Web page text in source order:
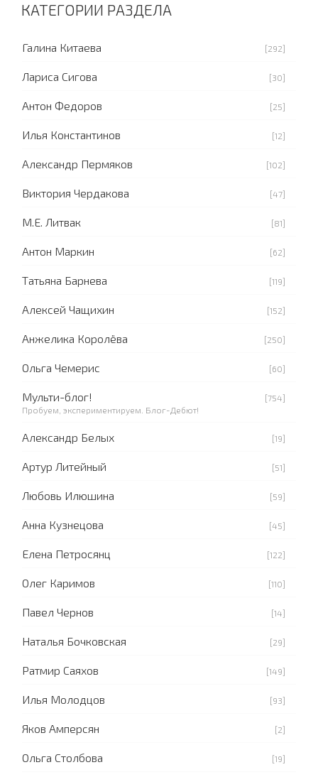
КАТЕГОРИИ РАЗДЕЛА
Галина Китаева [292]
Лариса Сигова [30]
Антон Федоров [25]
Илья Константинов [12]
Александр Пермяков [102]
Виктория Чердакова [47]
М.Е. Литвак [81]
Антон Маркин [62]
Татьяна Барнева [119]
Алексей Чащихин [152]
Анжелика Королёва [250]
Ольга Чемерис [60]
Мульти-блог!
[754]
Пробуем, экспериментируем. Блог-Дебют!
Александр Белых [19]
Артур Литейный [51]
Любовь Илюшина [59]
Анна Кузнецова [45]
Елена Петросянц [122]
Олег Каримов [110]
Павел Чернов [14]
Наталья Бочковская [29]
Ратмир Саяхов [149]
Илья Молодцов [93]
Яков Амперсян [2]
Ольга Столбова [19]